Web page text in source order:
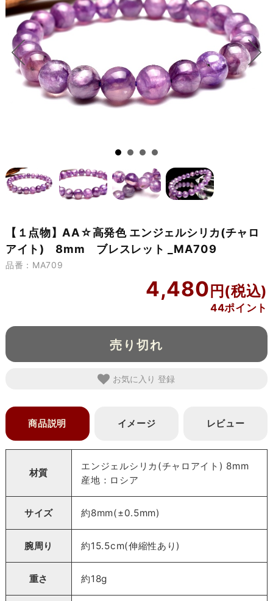
【１点物】AA☆高発色 エンジェルシリカ(チャロ
アイト) 8mm ブレスレット _MA709
品番：MA709
4,480
44ポイント
売り切れ
お気に入り
商品説明 イメージ レビュー
材質
エンジェルシリカ(チャロアイト) 8mm
産地：ロシア
サイズ 約8mm(±0.5mm)
腕周り 約15.5cm(伸縮性あり)
重さ 約18g